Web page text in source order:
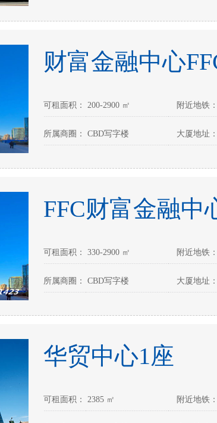
财富金融中心
可租面积： 200-2900 ㎡ 附近地铁
所属商圈： CBD写字楼 大厦地址
FFC财富金融中
可租面积： 330-2900 ㎡ 附近地铁
所属商圈： CBD写字楼 大厦地址
华贸中心1座
可租面积： 2385 ㎡ 附近地铁